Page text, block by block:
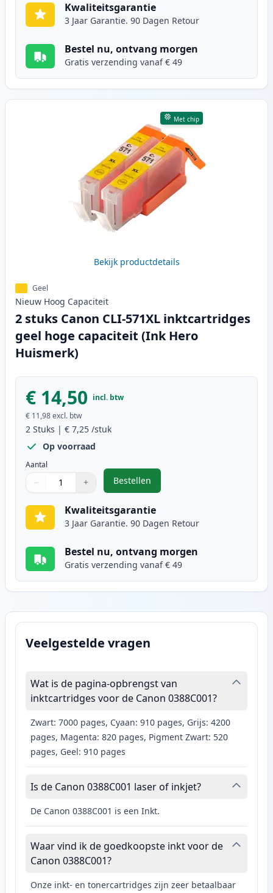
Kwaliteitsgarantie
3 Jaar Garantie. 90 Dagen Retour
Bestel nu, ontvang morgen
Gratis verzending vanaf € 49
Met chip
Bekijk productdetails
Geel
Nieuw Hoog Capaciteit
2 stuks Canon CLI-571XL inktcartridges
geel hoge capaciteit (Ink Hero
Huismerk)
€ 14,50 incl. btw
€ 11,98excl. btw
2 Stuks | € 7,25 /stuk
Op voorraad
Aantal
Gebruik de knoppen om aan te passen
− +
1
Bestellen
,2 stuks Canon CLI-571XL
Kwaliteitsgarantie
3 Jaar Garantie. 90 Dagen Retour
Bestel nu, ontvang morgen
Gratis verzending vanaf € 49
Veelgestelde vragen
Wat is de pagina-opbrengst van
inktcartridges voor de Canon 0388C001?
Zwart: 7000 pages, Cyaan: 910 pages, Grijs: 4200
pages, Magenta: 820 pages, Pigment Zwart: 520
pages, Geel: 910 pages
Is de Canon 0388C001 laser of inkjet?
De Canon 0388C001 is een Inkt.
Waar vind ik de goedkoopste inkt voor de
Canon 0388C001?
Onze inkt- en tonercartridges zijn zeer betaalbaar